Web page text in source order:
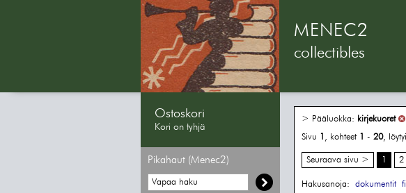
MENEC2
collectibles
Ostoskori
Kori on tyhjä
Pikahaut (Menec2)
> Pääluokka: kirjekuoret
Sivu 1 , kohteet 1 - 20,
Seuraava sivu > 1 2
Hakusanoja: dokumentit